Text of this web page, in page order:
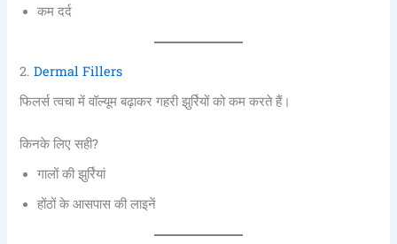
कम दर्द
2.Dermal Fillers
फिलर्स त्वचा में वॉल्यूम बढ़ाकर गहरी झुर्रियों को कम करते हैं।
किनके लिए सही?
गालों की झुर्रियां
होंठों के आसपास की लाइनें